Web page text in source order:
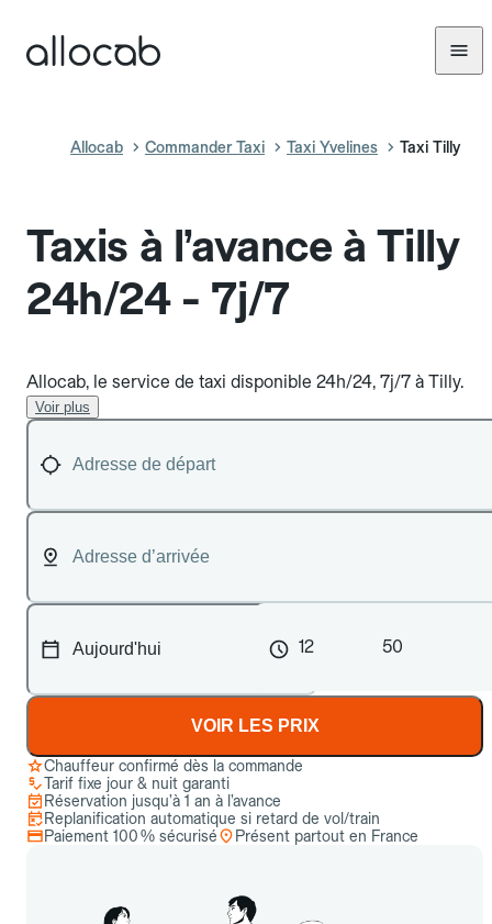
Allocab Commander Taxi Taxi Yvelines Taxi Tilly
Taxis à l’avance à Tilly
24h/24 - 7j/7
Allocab, le service de taxi disponible 24h/24, 7j/7 à Tilly.
Voir plus
12 50
VOIR LES PRIX
Chauffeur confirmé dès la commande
Tarif fixe jour & nuit garanti
Réservation jusqu’à 1 an à l’avance
Replanification automatique si retard de vol/train
Paiement 100 % sécurisé
Présent partout en France